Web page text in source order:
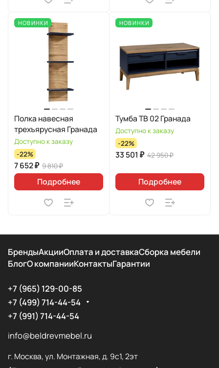
НОВИНКИ
Полка навесная
трехъярусная Гранада
Доступно к заказу
-22%
7 652 ₽ 9 810 ₽
Подробнее
НОВИНКИ
Тумба ТВ 02 Гранада
Доступно к заказу
-22%
33 501 ₽ 42 950 ₽
Подробнее
БрендыАкцииОплата и доставкаСборка мебели
БлогО компанииКонтактыГарантии
+7 (965) 129-00-85
+7 (499) 714-44-54
+7 (991) 714-44-54
info@beldrevmebel.ru
г. Москва, ул. Монтажная, д. 9с1, 2эт